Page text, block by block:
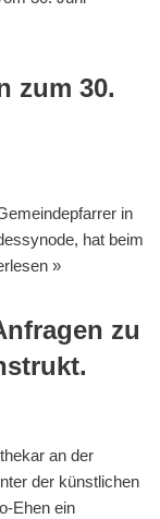
zum 30.
in
hat beim
»
zu
an der
der künstlichen
Ehen ein